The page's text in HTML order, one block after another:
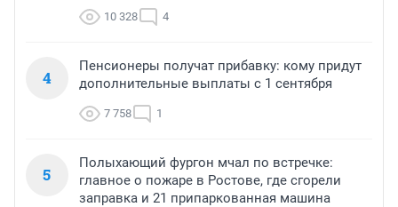
10 328 4
4
Пенсионеры получат прибавку: кому придут
дополнительные выплаты с 1 сентября
7 758 1
5
Полыхающий фургон мчал по встречке:
главное о пожаре в Ростове, где сгорели
заправка и 21 припаркованная машина